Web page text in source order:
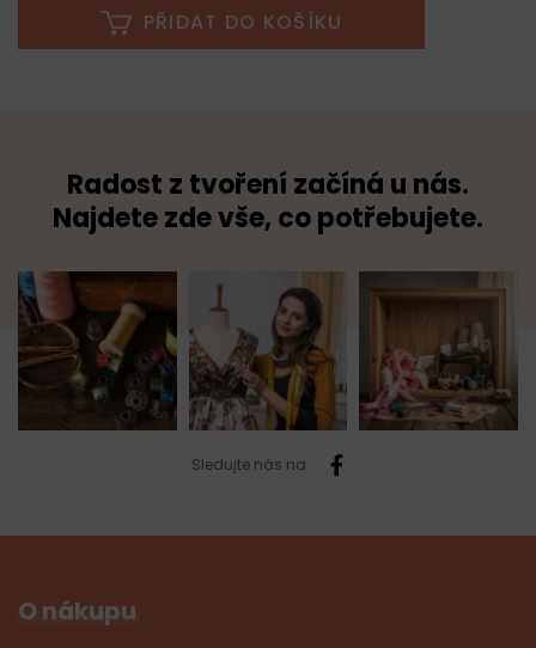
PŘIDAT DO KOŠÍKU
Radost z tvoření začíná u nás.
Najdete zde vše, co potřebujete.
Sledujte nás na
O nákupu